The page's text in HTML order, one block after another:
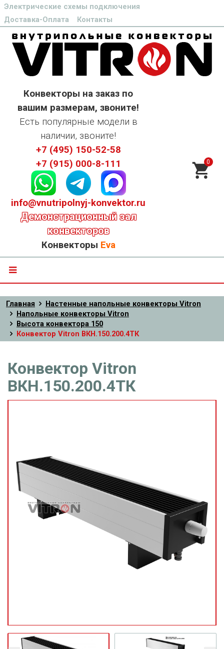
Электрические схемы подключения
Доставка-Оплата
Контакты
Конвекторы на заказ по
вашим размерам, звоните!
Есть популярные модели в
наличии, звоните!
+7 (495) 150-52-58
+7 (915) 000-8-111
info@vnutripolnyj-konvektor.ru
Демонстрационный зал
конвекторов
Конвекторы Eva
0
Главная
Настенные напольные конвекторы Vitron
Напольные конвекторы Vitron
Высота конвектора 150
Конвектор Vitron ВКН.150.200.4ТК
Конвектор Vitron
ВКН.150.200.4ТК